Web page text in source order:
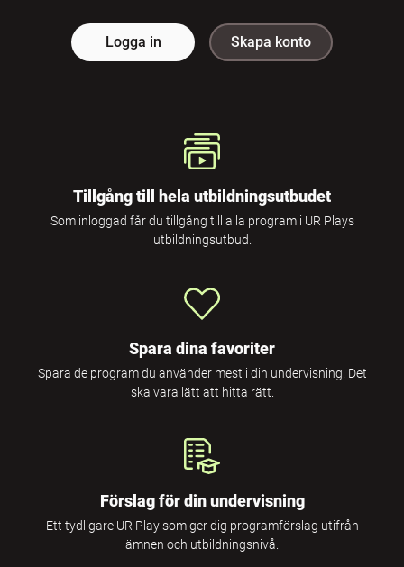
Logga in Skapa konto
Tillgång till hela utbildningsutbudet
Som inloggad får du tillgång till alla program i UR Plays
utbildningsutbud.
Spara dina favoriter
Spara de program du använder mest i din undervisning. Det
ska vara lätt att hitta rätt.
Förslag för din undervisning
Ett tydligare UR Play som ger dig programförslag utifrån
ämnen och utbildningsnivå.